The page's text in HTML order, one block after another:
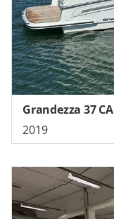
Grandezza 37 CA
2019